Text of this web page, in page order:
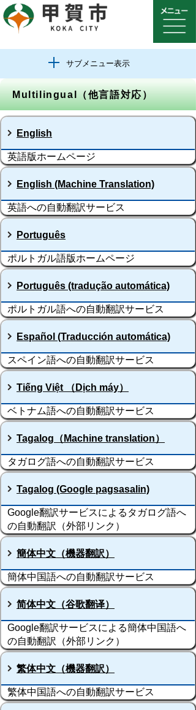
サブメニュー表示
Multilingual（他言語対応）
English
英語版ホームページ
English (Machine Translation)
英語への自動翻訳サービス
Português
ポルトガル語版ホームページ
Português (tradução automática)
ポルトガル語への自動翻訳サービス
Español (Traducción automática)
スペイン語への自動翻訳サービス
Tiếng Việt （Dịch máy）
ベトナム語への自動翻訳サービス
Tagalog（Machine translation）
タガログ語への自動翻訳サービス
Tagalog (Google pagsasalin)
Google翻訳サービスによるタガログ語へ
の自動翻訳（外部リンク）
簡体中文（機器翻訳）
簡体中国語への自動翻訳サービス
简体中文（谷歌翻译）
Google翻訳サービスによる簡体中国語へ
の自動翻訳（外部リンク）
繁体中文（機器翻訳）
繁体中国語への自動翻訳サービス